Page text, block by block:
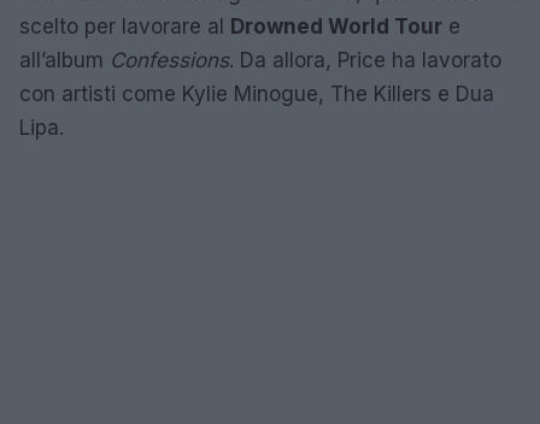
scelto per lavorare al
Drowned World Tour e
all’album Confessions. Da allora, Price ha lavorato
con artisti come Kylie Minogue, The Killers e Dua
Lipa.